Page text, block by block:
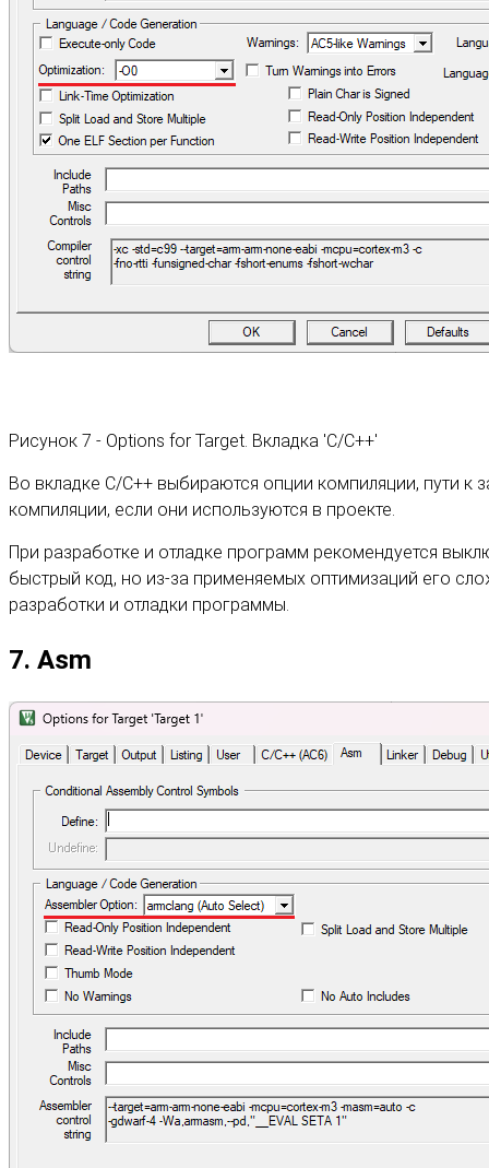
Рисунок 7 - Options for Target. Вкладка 'C/C++'
Во вкладке C/C++ выбираются опции компиляции, пути к
компиляции, если они используются в проекте.
При разработке и отладке программ рекомендуется
быстрый код, но из-за применяемых оптимизаций его
разработки и отладки программы.
7. Asm